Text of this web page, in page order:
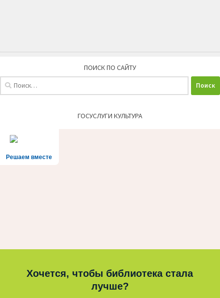
ПОИСК ПО САЙТУ
ГОСУСЛУГИ КУЛЬТУРА
Решаем вместе
Хочется, чтобы библиотека стала
лучше?